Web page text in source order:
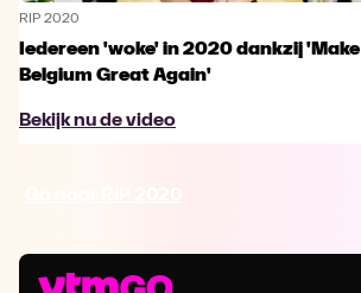
RIP 2020
Iedereen 'woke' in 2020 dankzij 'Make
Belgium Great Again'
Bekijk nu de video